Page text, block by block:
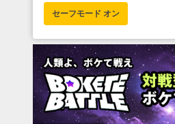
セーフモード オン